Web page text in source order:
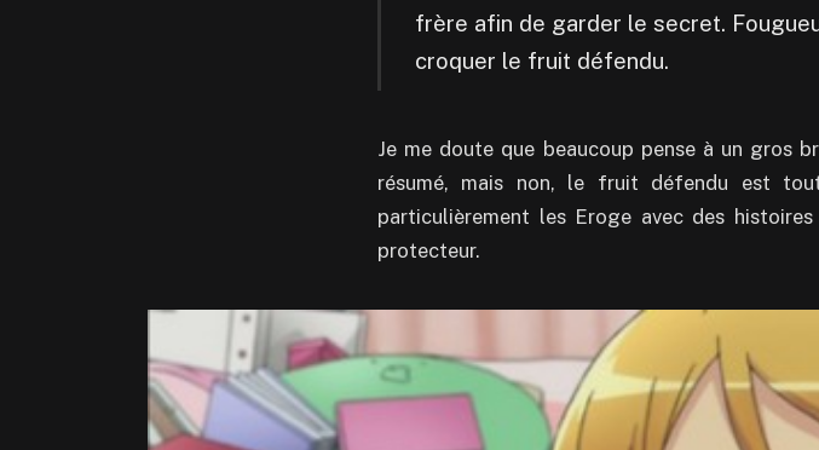
frère afin de garder le secret.
croquer le fruit défendu.
Je me doute que beaucoup pense à un gros
résumé, mais non, le fruit défendu est
particulièrement les Eroge avec des
protecteur.